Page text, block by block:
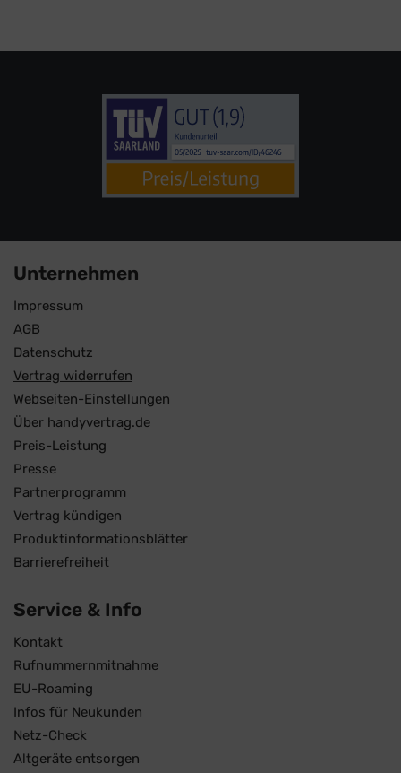
Unternehmen
Impressum
AGB
Datenschutz
Vertrag widerrufen
Webseiten-Einstellungen
Über handyvertrag.de
Preis-Leistung
Presse
Partnerprogramm
Vertrag kündigen
Produktinformationsblätter
Barrierefreiheit
Service & Info
Kontakt
Rufnummernmitnahme
EU-Roaming
Infos für Neukunden
Netz-Check
Altgeräte entsorgen